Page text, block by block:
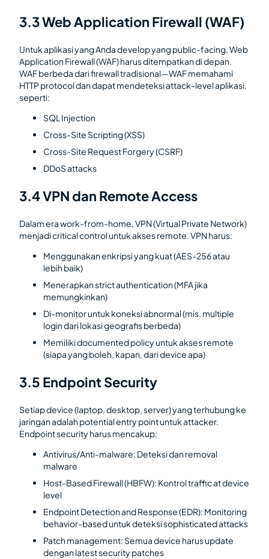
3.3 Web Application Firewall (WAF)
Untuk aplikasi yang Anda develop yang public-facing, Web
Application Firewall (WAF) harus ditempatkan di depan.
WAF berbeda dari firewall tradisional—WAF memahami
HTTP protocol dan dapat mendeteksi attack-level aplikasi,
seperti:
SQL Injection
Cross-Site Scripting (XSS)
Cross-Site Request Forgery (CSRF)
DDoS attacks
3.4 VPN dan Remote Access
Dalam era work-from-home, VPN (Virtual Private Network)
menjadi critical control untuk akses remote. VPN harus:
Menggunakan enkripsi yang kuat (AES-256 atau
lebih baik)
Menerapkan strict authentication (MFA jika
memungkinkan)
Di-monitor untuk koneksi abnormal (mis. multiple
login dari lokasi geografis berbeda)
Memiliki documented policy untuk akses remote
(siapa yang boleh, kapan, dari device apa)
3.5 Endpoint Security
Setiap device (laptop, desktop, server) yang terhubung ke
jaringan adalah potential entry point untuk attacker.
Endpoint security harus mencakup:
Antivirus/Anti-malware: Deteksi dan removal
malware
Host-Based Firewall (HBFW): Kontrol traffic at device
level
Endpoint Detection and Response (EDR): Monitoring
behavior-based untuk deteksi sophisticated attacks
Patch management: Semua device harus update
dengan latest security patches